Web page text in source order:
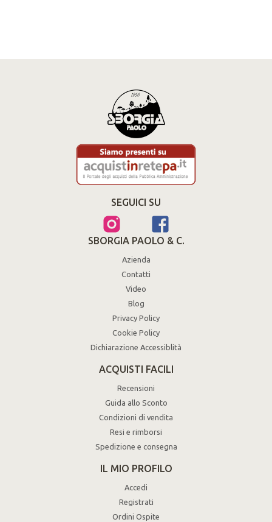
SEGUICI SU
SBORGIA PAOLO & C.
Azienda
Contatti
Video
Blog
Privacy Policy
Cookie Policy
Dichiarazione Accessiblità
ACQUISTI FACILI
Recensioni
Guida allo Sconto
Condizioni di vendita
Resi e rimborsi
Spedizione e consegna
IL MIO PROFILO
Accedi
Registrati
Ordini Ospite